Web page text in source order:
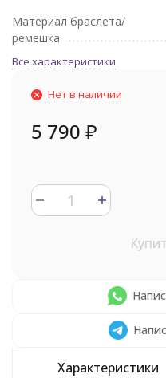
Материал браслета/
ремешка
Все характеристики
Нет в наличии
5 790 ₽
Характеристики